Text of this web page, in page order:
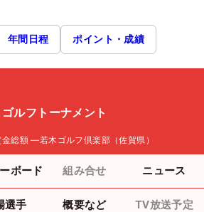
年間日程 ポイント・成績
ルフトーナメント
金総額 ―若木ゴルフ倶楽部（佐賀県）
ボード 組み合せ ニュース
選手 概要など TV放送予定